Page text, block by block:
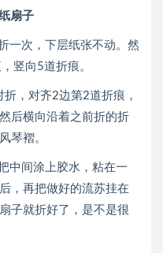
扇子
次，下层纸张不动。然
竖向5道折痕。
，对齐2边第2道折痕，
后横向沿着之前折的折
琴褶。
间涂上胶水，粘在一
，再把做好的流苏挂在
子就折好了，是不是很